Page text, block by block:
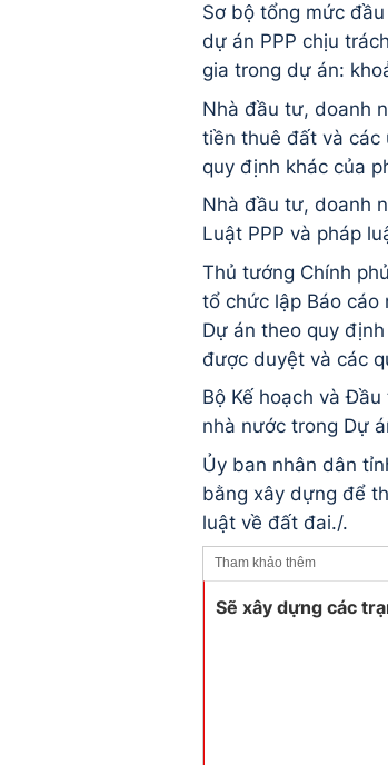
Sơ bộ tổng mức
dự án PPP chịu
gia trong dự án:
Nhà đầu tư, doanh
tiền thuê đất và các
quy định khác của
Nhà đầu tư, doanh
Luật PPP và pháp
Thủ tướng Chính
tổ chức lập Báo
Dự án theo quy
được duyệt và các
Bộ Kế hoạch và
nhà nước trong Dự
Ủy ban nhân dân
bằng xây dựng để
luật về đất đai./.
Tham khảo thêm
Sẽ xây dựng các